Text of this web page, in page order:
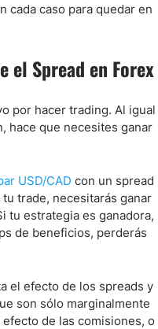
cada caso para quedar en
el Spread en Forex
por hacer trading. Al igual
hace que necesites ganar
USD/CAD con un spread
trade, necesitarás ganar
tu estrategia es ganadora,
de beneficios, perderás
el efecto de los spreads y
son sólo marginalmente
de las comisiones, o